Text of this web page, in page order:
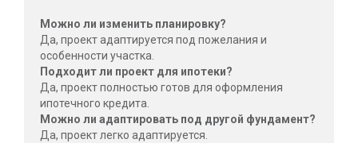
Можно ли изменить планировку?
Да, проект адаптируется под пожелания и
особенности участка.
Подходит ли проект для ипотеки?
Да, проект полностью готов для оформления
ипотечного кредита.
Можно ли адаптировать под другой фундамент?
Да, проект легко адаптируется.